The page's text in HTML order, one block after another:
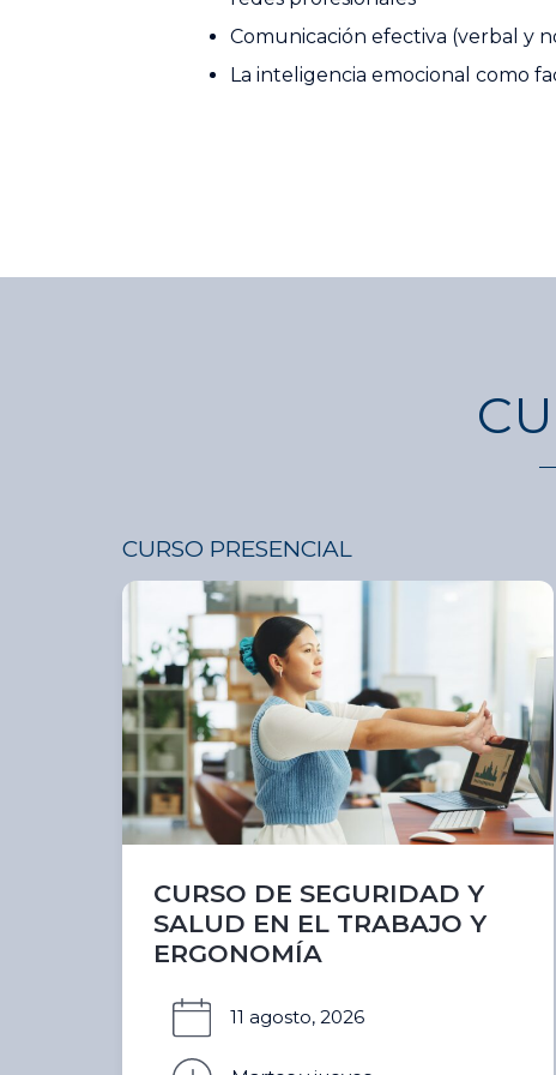
Comunicación efectiva (verbal y
La inteligencia emocional como
CURSO PRESENCIAL
CURSO DE SEGURIDAD Y
SALUD EN EL TRABAJO Y
ERGONOMÍA
11 agosto, 2026